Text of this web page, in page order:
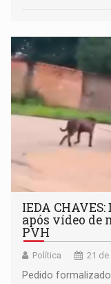
IEDA
após vídeo de
PVH
Política 21 de
Pedido